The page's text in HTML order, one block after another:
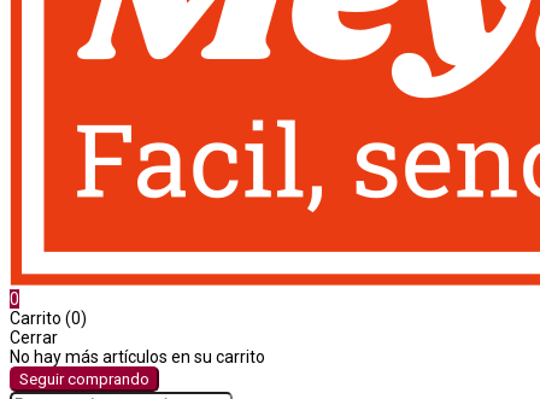
0
Carrito (0)
Cerrar
No hay más artículos en su carrito
Seguir comprando